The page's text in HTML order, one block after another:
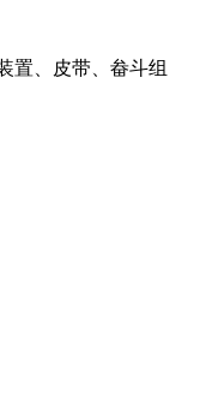
置、皮带、畚斗组